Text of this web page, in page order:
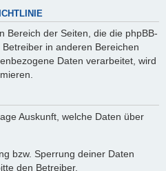
Bereich der Seiten, die die phpBB-
in anderen Bereichen
Daten verarbeitet, wird
Auskunft, welche Daten über
bzw. Sperrung deiner Daten
den Betreiber.